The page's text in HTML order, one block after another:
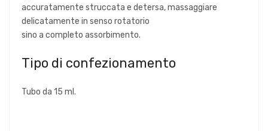
accuratamente struccata e detersa, massaggiare
delicatamente in senso rotatorio
sino a completo assorbimento.
Tipo di confezionamento
Tubo da 15 ml.